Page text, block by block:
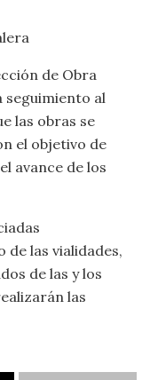
de Obra
seguimiento al
las obras se
el objetivo de
avance de los
las vialidades,
de las y los
las